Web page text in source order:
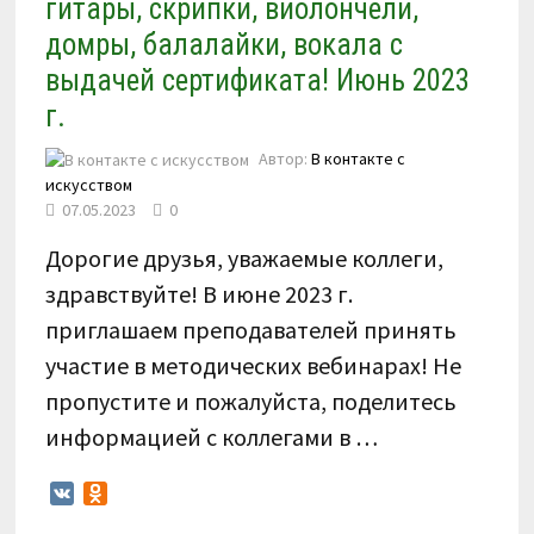
гитары, скрипки, виолончели,
домры, балалайки, вокала с
выдачей сертификата! Июнь 2023
г.
Автор:В контакте с
искусством
07.05.2023
0
Дорогие друзья, уважаемые коллеги,
здравствуйте! В июне 2023 г.
приглашаем преподавателей принять
участие в методических вебинарах! Не
пропустите и пожалуйста, поделитесь
информацией с коллегами в …
VK